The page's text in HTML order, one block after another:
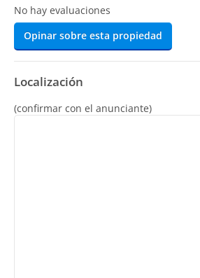
No hay evaluaciones
Opinar sobre esta propiedad
Localización
(confirmar con el anunciante)